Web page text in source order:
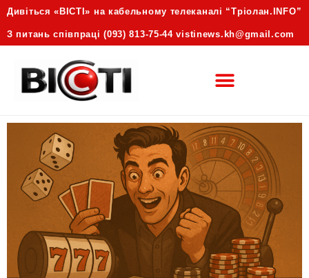
Дивіться «ВІСТІ» на кабельному телеканалі “Трiолан.INFO”
З питань співпраці (093) 813-75-44 vistinews.kh@gmail.com